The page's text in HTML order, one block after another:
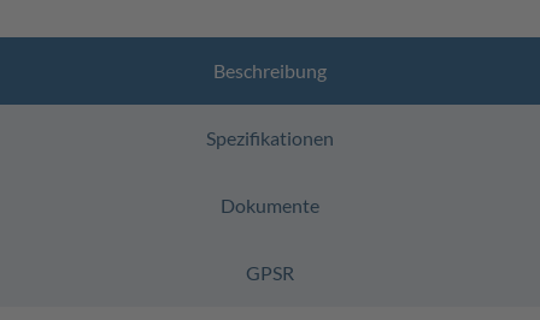
Beschreibung
Spezifikationen
Dokumente
GPSR